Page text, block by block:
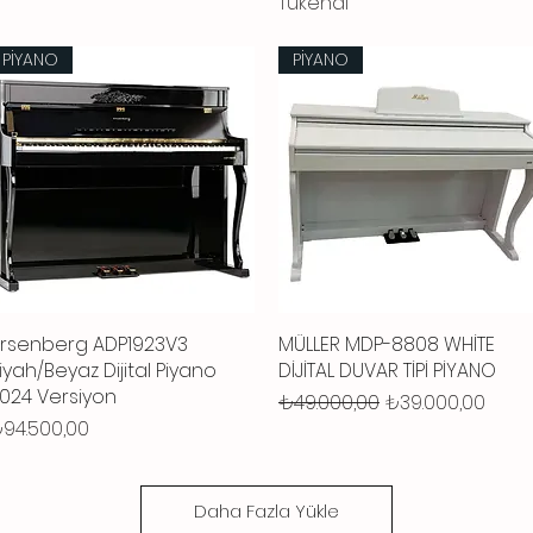
Hızlı Bakış
PİYANO
ADP1923V3
Beyaz Dijital Piyano
Versiyon
Hızlı Bakış
PİYANO
MÜLLER MDP-8808 WHİTE
DİJİTAL DUVAR TİPİ PİYANO
Normal Fiyat
₺49.000,00 İndirimli Fiyat
₺39.000,00
Daha Fazla Yükle